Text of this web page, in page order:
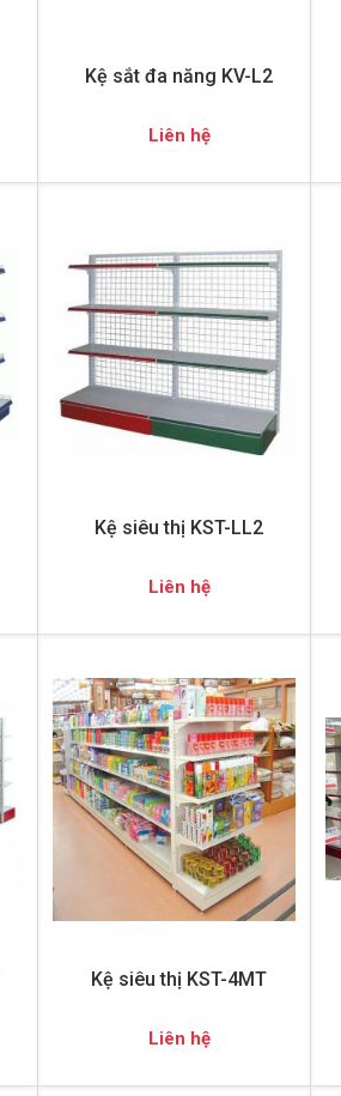
Kệ sắt đa năng KV-L2
Liên hệ
Kệ siêu thị KST-LL2
Liên hệ
Kệ siêu thị KST-4MT
Liên hệ